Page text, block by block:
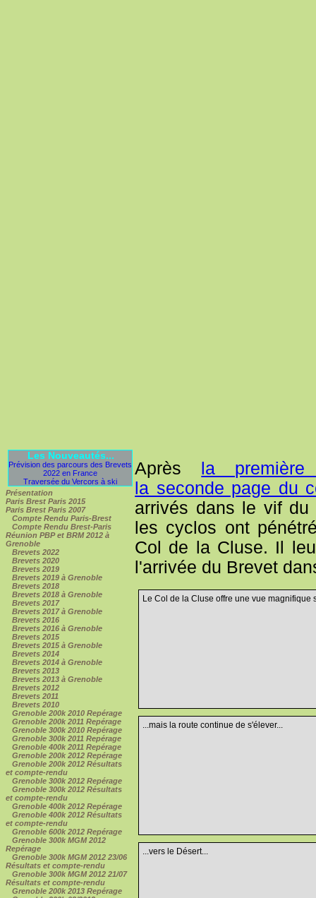
Les Nouveautés...
Prévision des parcours des Brevets
2022 en France
Traversée du Vercors à ski
Présentation
Paris Brest Paris 2015
Paris Brest Paris 2007
Compte Rendu Paris-Brest
Compte Rendu Brest-Paris
Réunion PBP et BRM 2012 à
Grenoble
Brevets 2022
Brevets 2020
Brevets 2019
Brevets 2019 à Grenoble
Brevets 2018
Brevets 2018 à Grenoble
Brevets 2017
Brevets 2017 à Grenoble
Brevets 2016
Brevets 2016 à Grenoble
Brevets 2015
Brevets 2015 à Grenoble
Brevets 2014
Brevets 2014 à Grenoble
Brevets 2013
Brevets 2013 à Grenoble
Brevets 2012
Brevets 2011
Brevets 2010
Grenoble 200k 2010 Repérage
Grenoble 200k 2011 Repérage
Grenoble 300k 2010 Repérage
Grenoble 300k 2011 Repérage
Grenoble 400k 2011 Repérage
Grenoble 200k 2012 Repérage
Grenoble 200k 2012 Résultats
et compte-rendu
Grenoble 300k 2012 Repérage
Grenoble 300k 2012 Résultats
et compte-rendu
Grenoble 400k 2012 Repérage
Grenoble 400k 2012 Résultats
et compte-rendu
Grenoble 600k 2012 Repérage
Grenoble 300k MGM 2012
Repérage
Grenoble 300k MGM 2012 23/06
Résultats et compte-rendu
Grenoble 300k MGM 2012 21/07
Résultats et compte-rendu
Grenoble 200k 2013 Repérage
Après la
la seconde page du
arrivés dans le vif du
les cyclos ont
Col de la Cluse. Il
l'arrivée du Brevet
Le Col de la Cluse offre une vue magnifique
...mais la route continue de s'élever...
...vers le Désert...